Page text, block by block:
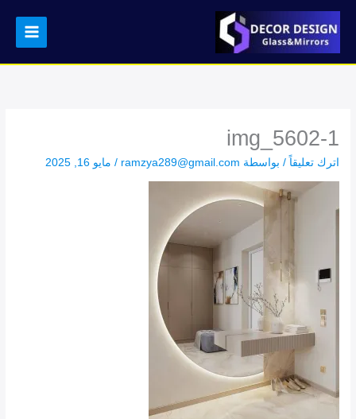
المحتوى
img_5602-1
اترك تعليقاً / بواسطة ramzya289@gmail.com
/ مايو 16, 2025